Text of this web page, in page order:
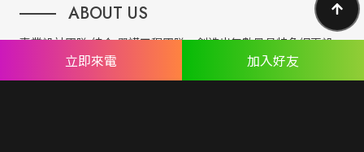
ABOUT US
專業設計團隊 結合 嚴謹工程團隊，創造出無數最具特色網頁設
計，不管是時尚美感或是網站最新特效技術，我們仍不斷學習推
出最創新的網頁設計。
立即來電 加入好友